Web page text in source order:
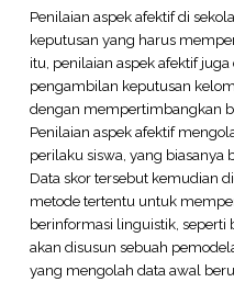
Penilaian aspek afektif di
keputusan yang harus
itu, penilaian aspek afektif
pengambilan keputusan
dengan mempertimbangkan
Penilaian aspek afektif
perilaku siswa, yang biasanya
Data skor tersebut kemudian
metode tertentu untuk
berinformasi linguistik, seperti
akan disusun sebuah
yang mengolah data awal